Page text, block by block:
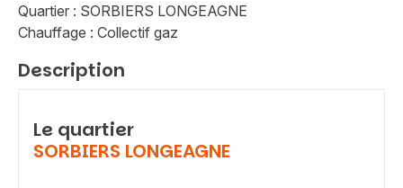
Quartier : SORBIERS LONGEAGNE
Chauffage : Collectif gaz
Description
Le quartier
SORBIERS LONGEAGNE